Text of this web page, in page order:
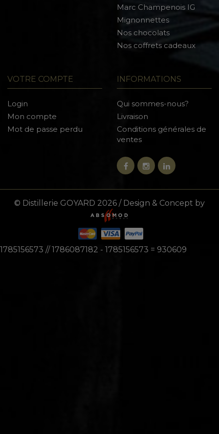
Marc Champenois IG
Mignonnettes
Nos chocolats
Nos coffrets cadeaux
VOTRE COMPTE
Login
Mon compte
Mot de passe perdu
INFORMATIONS
Qui sommes-nous?
Livraison
Conditions générales de
ventes
© Distillerie GOYARD 2026 / Design & Concept by
1785156573 // 1786087182 - 1785156573 = 930609